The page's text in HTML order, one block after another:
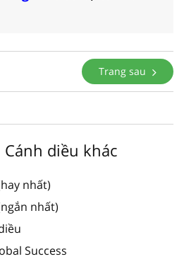
Trang sau
diều khác
nhất)
nhất)
Success